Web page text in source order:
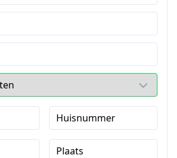
Huisnummer
Plaats